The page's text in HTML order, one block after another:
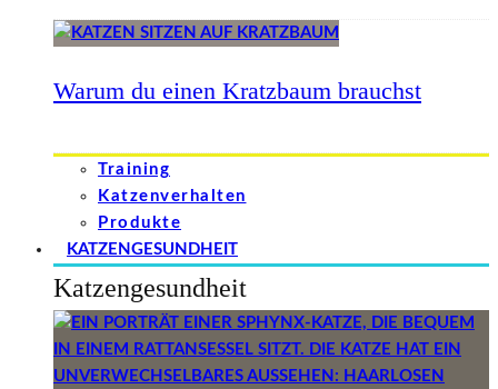
Warum du einen Kratzbaum brauchst
Training
Katzenverhalten
Produkte
KATZENGESUNDHEIT
Katzengesundheit